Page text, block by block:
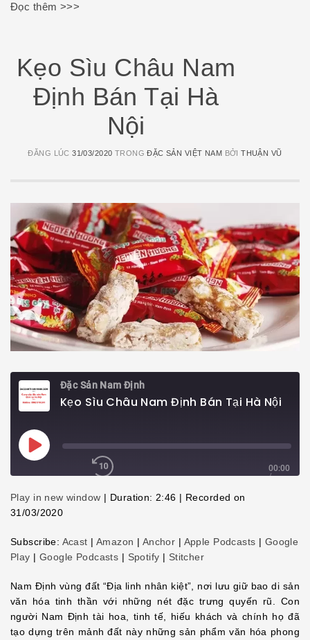
Đọc thêm >>>
Kẹo Sìu Châu Nam
Định Bán Tại Hà
Nội
ĐĂNG LÚC31/03/2020 TRONGĐẶC SẢN VIỆT NAM BỞITHUẬN VŨ
Đặc Sản Nam Định
Kẹo Sìu Châu Nam Định Bán Tại Hà Nội
Play
1x
00:00
/
SHARE
LINK
EMBED
Play in new window | Duration: 2:46 | Recorded on
31/03/2020
Subscribe: Acast | Amazon | Anchor | Apple Podcasts | Google
Play | Google Podcasts | Spotify | Stitcher
Nam Định vùng đất “Địa linh nhân kiệt”, nơi lưu giữ bao di sản
văn hóa tinh thần với những nét đặc trưng quyến rũ. Con
người Nam Định tài hoa, tinh tế, hiếu khách và chính họ đã
tạo dựng trên mảnh đất này những sản phẩm văn hóa phong